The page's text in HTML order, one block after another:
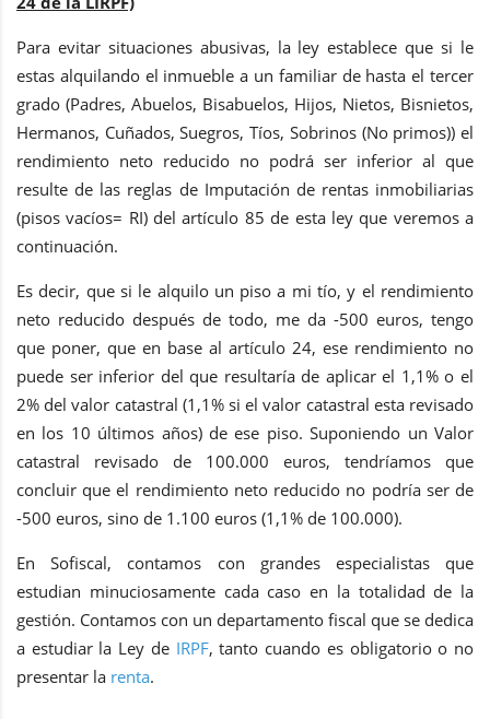
Para evitar situaciones abusivas, la ley establece que si le
estas alquilando el inmueble a un familiar de hasta el tercer
grado (Padres, Abuelos, Bisabuelos, Hijos, Nietos, Bisnietos,
Hermanos, Cuñados, Suegros, Tíos, Sobrinos (No primos)) el
rendimiento neto reducido no podrá ser inferior al que
resulte de las reglas de Imputación de rentas inmobiliarias
(pisos vacíos= RI) del artículo 85 de esta ley que veremos a
continuación.
Es decir, que si le alquilo un piso a mi tío, y el rendimiento
neto reducido después de todo, me da -500 euros, tengo
que poner, que en base al artículo 24, ese rendimiento no
puede ser inferior del que resultaría de aplicar el 1,1% o el
2% del valor catastral (1,1% si el valor catastral esta revisado
en los 10 últimos años) de ese piso. Suponiendo un Valor
catastral revisado de 100.000 euros, tendríamos que
concluir que el rendimiento neto reducido no podría ser de
-500 euros, sino de 1.100 euros (1,1% de 100.000).
En Sofiscal, contamos con grandes especialistas que
estudian minuciosamente cada caso en la totalidad de la
gestión. Contamos con un departamento fiscal que se dedica
a estudiar la Ley de IRPF, tanto cuando es obligatorio o no
presentar la renta.